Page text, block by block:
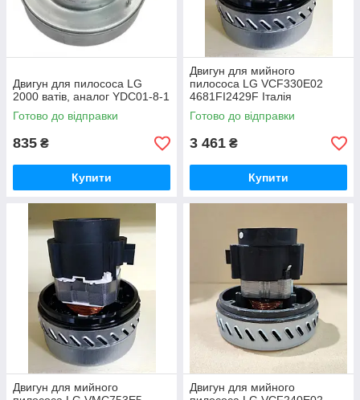
Двигун для пилососа LG 2000 Ватів V1J-PY29
Компактний електродвигун від компанії SKL потужністю
2000 Вт. Ця модель не є оригінальною, але вирізняється
надійністю й довговічністю. Китайські мотори для пилососів
дешево стоять і прості в обслуговуванні.
Весь модельний ряд
Переваги моторів для пилососів від
нашого магазину
Реалізуємо великий вибір моторів для
оригінальні пристрої та аналоги.
Двигун для пилососа LG
2000 ватів, аналог YDC01-8-1
Готово до відправки
835 ₴
Купити
Двигун для мийного
пилососа LG VCF330E02
4681FI2429F Італія
Готово до відправки
3 461 ₴
Купити
Двигун для мийного
Двигун для мийного